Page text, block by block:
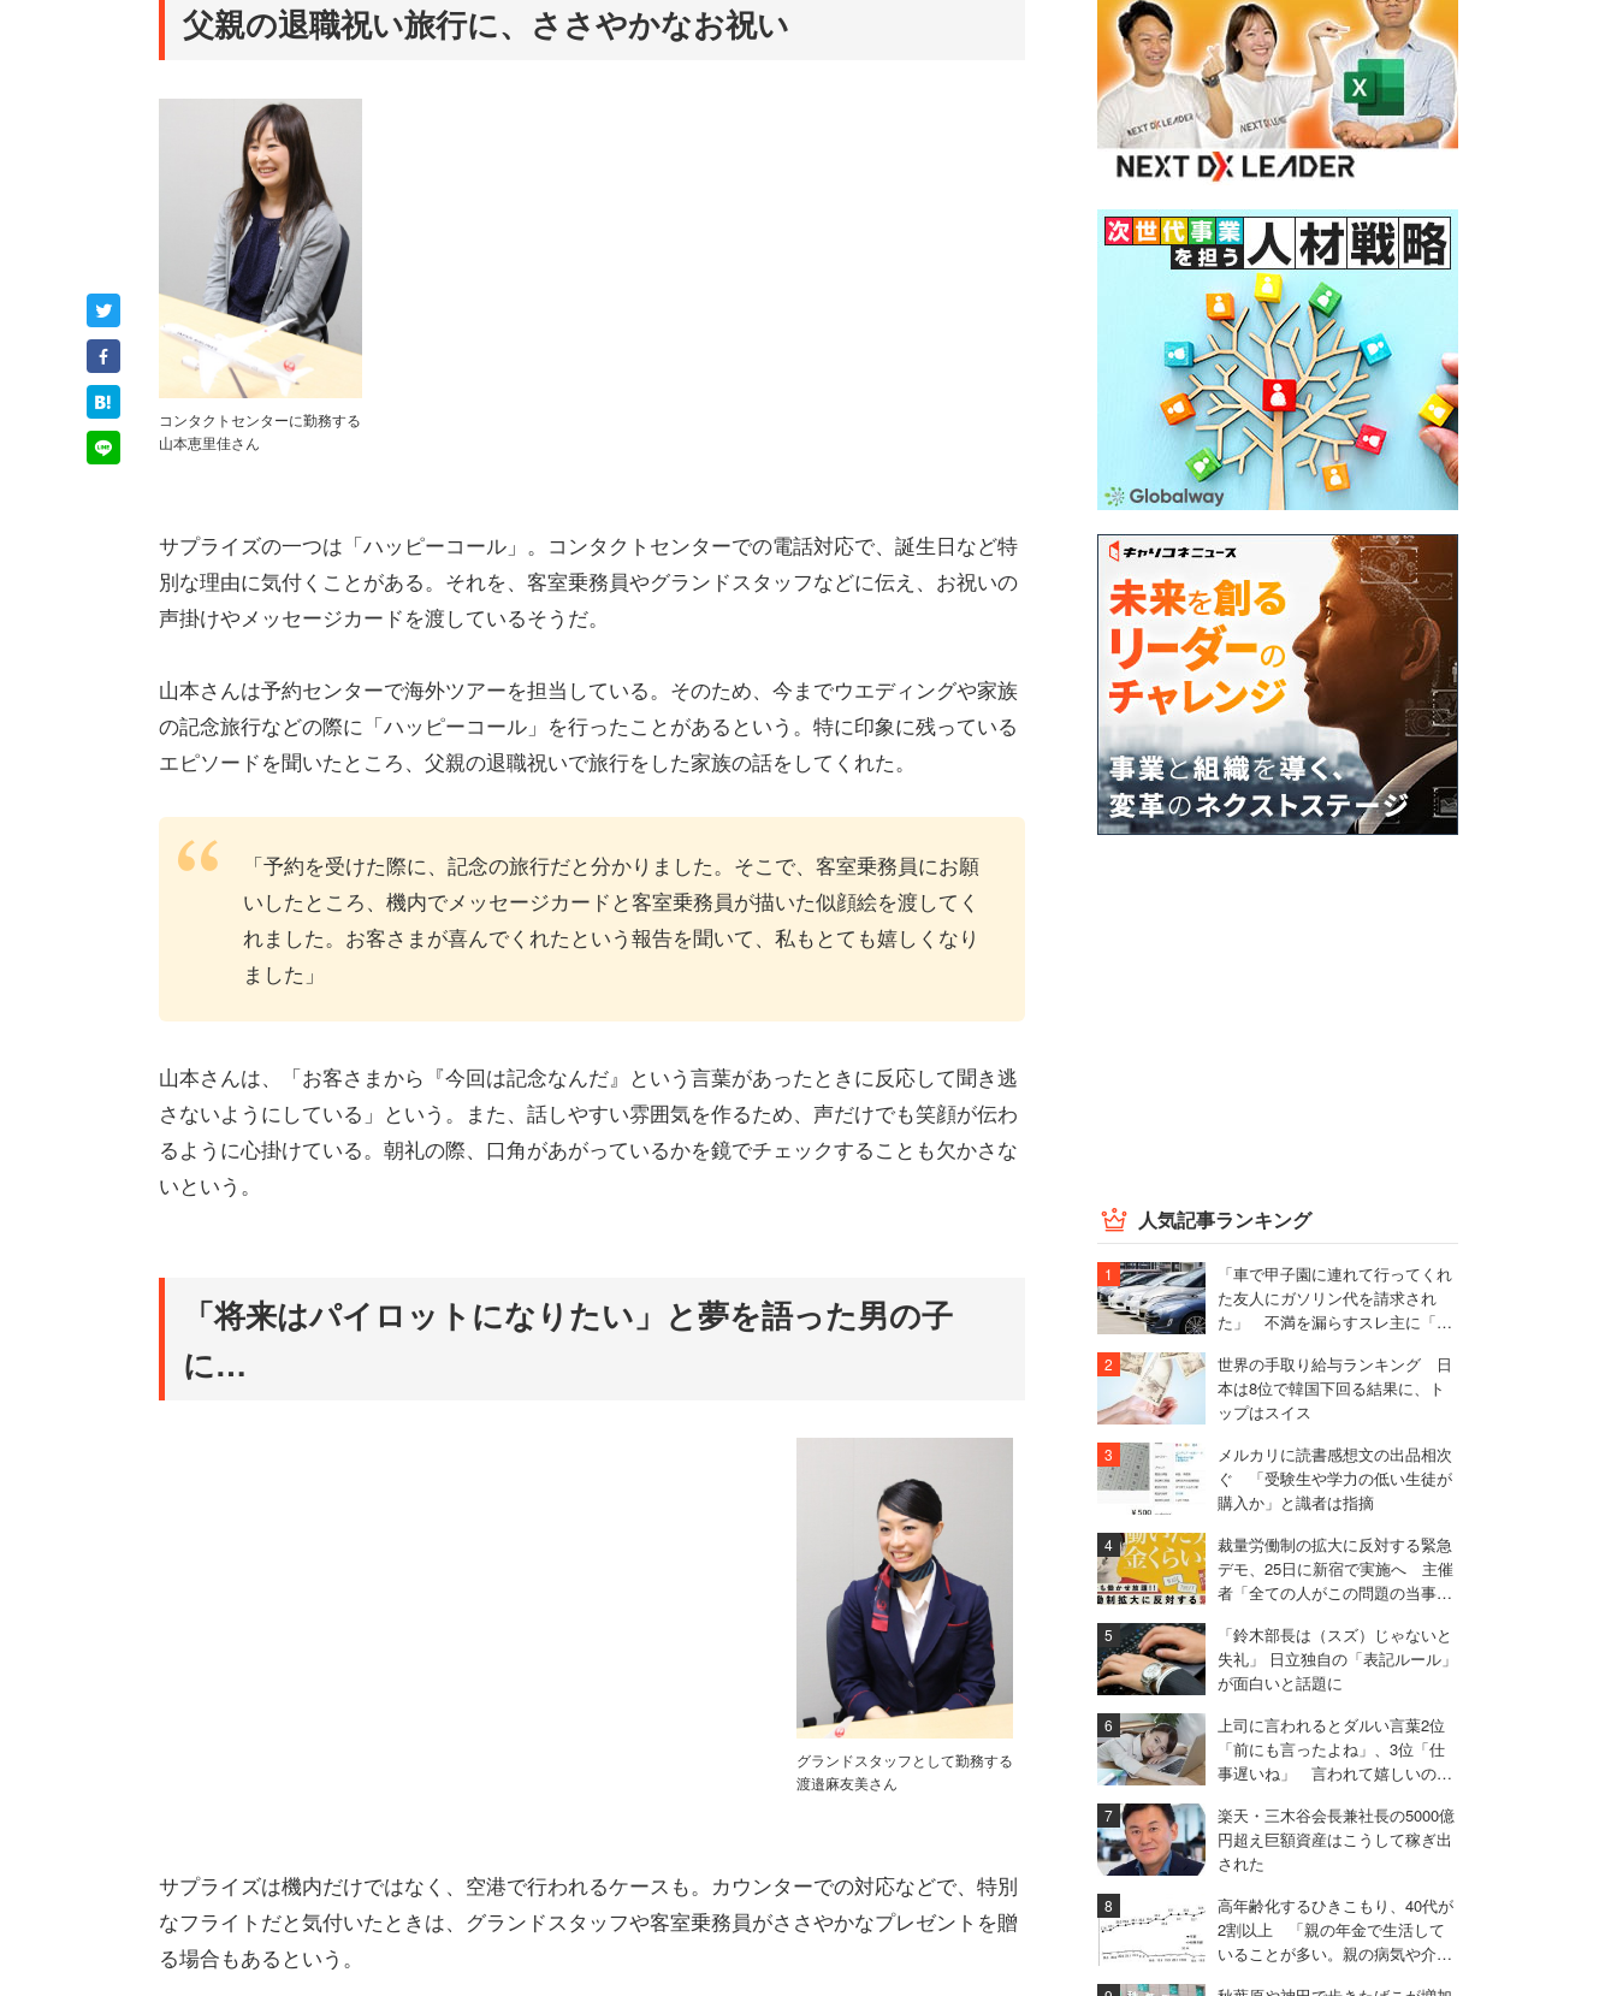
父親の退職祝い旅行に、ささやかなお祝い
コンタクトセンターに勤務する
山本恵里佳さん
サプライズの一つは「ハッピーコール」。コンタクトセンターでの電話対応で、誕生日など特
別な理由に気付くことがある。それを、客室乗務員やグランドスタッフなどに伝え、お祝いの
声掛けやメッセージカードを渡しているそうだ。
山本さんは予約センターで海外ツアーを担当している。そのため、今までウエディングや家族
の記念旅行などの際に「ハッピーコール」を行ったことがあるという。特に印象に残っている
エピソードを聞いたところ、父親の退職祝いで旅行をした家族の話をしてくれた。
「予約を受けた際に、記念の旅行だと分かりました。そこで、客室乗務員にお願
いしたところ、機内でメッセージカードと客室乗務員が描いた似顔絵を渡してく
れました。お客さまが喜んでくれたという報告を聞いて、私もとても嬉しくなり
ました」
山本さんは、「お客さまから『今回は記念なんだ』という言葉があったときに反応して聞き逃
さないようにしている」という。また、話しやすい雰囲気を作るため、声だけでも笑顔が伝わ
るように心掛けている。朝礼の際、口角があがっているかを鏡でチェックすることも欠かさな
いという。
「将来はパイロットになりたい」と夢を語った男の子
に…
グランドスタッフとして勤務する
渡邉麻友美さん
サプライズは機内だけではなく、空港で行われるケースも。カウンターでの対応などで、特別
なフライトだと気付いたときは、グランドスタッフや客室乗務員がささやかなプレゼントを贈
る場合もあるという。
人気記事ランキング
「車で甲子園に連れて行ってくれ
た友人にガソリン代を請求され
た」 不満を漏らすスレ主に「言
世界の手取り給与ランキング 日
本は8位で韓国下回る結果に、ト
ップはスイス
メルカリに読書感想文の出品相次
ぐ 「受験生や学力の低い生徒が
購入か」と識者は指摘
裁量労働制の拡大に反対する緊急
デモ、25日に新宿で実施へ 主催
者「全ての人がこの問題の当事者
「鈴木部長は（スズ）じゃないと
失礼」 日立独自の「表記ルール」
が面白いと話題に
上司に言われるとダルい言葉2位
「前にも言ったよね」、3位「仕
事遅いね」 言われて嬉しいのは
楽天・三木谷会長兼社長の5000億
円超え巨額資産はこうして稼ぎ出
された
高年齢化するひきこもり、40代が
2割以上 「親の年金で生活して
いることが多い。親の病気や介護